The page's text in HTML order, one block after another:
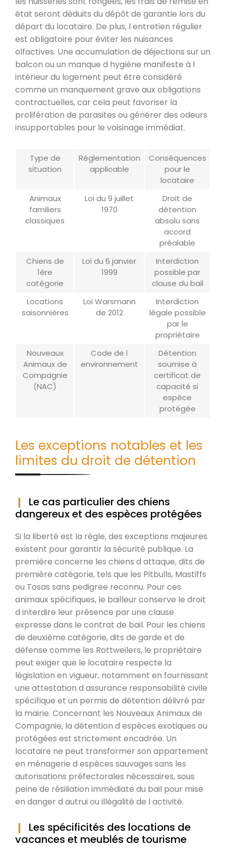
état seront déduits du dépôt de garantie lors du
départ du locataire. De plus, l entretien régulier
est obligatoire pour éviter les nuisances
olfactives. Une accumulation de déjections sur un
balcon ou un manque d hygiène manifeste à l
intérieur du logement peut être considéré
comme un manquement grave aux obligations
contractuelles, car cela peut favoriser la
prolifération de parasites ou générer des odeurs
insupportables pour le voisinage immédiat.
Type de
situation
Réglementation
applicable
Conséquences
pour le
locataire
Animaux
familiers
classiques
Loi du 9 juillet
1970
Droit de
détention
absolu sans
accord
préalable
Chiens de
1ère
catégorie
Loi du 6 janvier
1999
Interdiction
possible par
clause du bail
Locations
saisonnières
Loi Warsmann
de 2012
Interdiction
légale possible
par le
propriétaire
Nouveaux
Animaux de
Compagnie
(NAC)
Code de l
environnement
Détention
soumise à
certificat de
capacité si
espèce
protégée
Les exceptions notables et les
limites du droit de détention
Le cas particulier des chiens
dangereux et des espèces protégées
Si la liberté est la règle, des exceptions majeures
existent pour garantir la sécurité publique. La
première concerne les chiens d attaque, dits de
première catégorie, tels que les Pitbulls, Mastiffs
ou Tosas sans pedigree reconnu. Pour ces
animaux spécifiques, le bailleur conserve le droit
d interdire leur présence par une clause
expresse dans le contrat de bail. Pour les chiens
de deuxième catégorie, dits de garde et de
défense comme les Rottweilers, le propriétaire
peut exiger que le locataire respecte la
législation en vigueur, notamment en fournissant
une attestation d assurance responsabilité civile
spécifique et un permis de détention délivré par
la mairie. Concernant les Nouveaux Animaux de
Compagnie, la détention d espèces exotiques ou
protégées est strictement encadrée. Un
locataire ne peut transformer son appartement
en ménagerie d espèces sauvages sans les
autorisations préfectorales nécessaires, sous
peine de résiliation immédiate du bail pour mise
en danger d autrui ou illégalité de l activité.
Les spécificités des locations de
vacances et meublés de tourisme